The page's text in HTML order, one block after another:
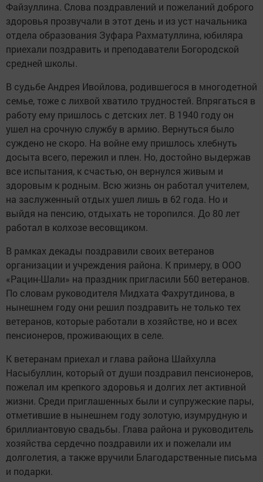
Файзуллина. Слова поздравлений и пожеланий доброго
здоровья прозвучали в этот день и из уст начальника
отдела образования Зуфара Рахматуллина, юбиляра
приехали поздравить и преподаватели Богородской
средней школы.
В судьбе Андрея Ивойлова, родившегося в многодетной
семье, тоже с лихвой хватило трудностей. Впрягаться в
работу ему пришлось с детских лет. В 1940 году он
ушел на срочную службу в армию. Вернуться было
суждено не скоро. На войне ему пришлось хлебнуть
досыта всего, пережил и плен. Но, достойно выдержав
все испытания, к счастью, он вернулся живым и
здоровым к родным. Всю жизнь он работал учителем,
на заслуженный отдых ушел лишь в 62 года. Но и
выйдя на пенсию, отдыхать не торопился. До 80 лет
работал в колхозе весовщиком.
В рамках декады поздравили своих ветеранов
организации и учреждения района. К примеру, в ООО
«Рацин-Шали» на праздник пригласили 560 ветеранов.
По словам руководителя Мидхата Фахрутдинова, в
нынешнем году они решил поздравить не только тех
ветеранов, которые работали в хозяйстве, но и всех
пенсионеров, проживающих в селе.
К ветеранам приехал и глава района Шайхулла
Насыбуллин, который от души поздравил пенсионеров,
пожелал им крепкого здоровья и долгих лет активной
жизни. Среди приглашенных были и супружеские пары,
отметившие в нынешнем году золотую, изумрудную и
бриллиантовую свадьбы. Глава района и руководитель
хозяйства сердечно поздравили их и пожелали им
долголетия, а также вручили Благодарственные письма
и подарки.